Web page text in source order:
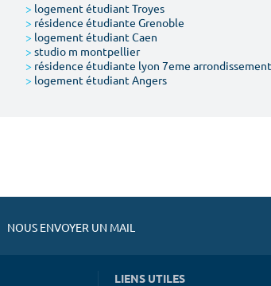
> logement étudiant Troyes
> résidence étudiante Grenoble
> logement étudiant Caen
> studio m montpellier
> résidence étudiante lyon 7eme arrondissement
> logement étudiant Angers
NOUS ENVOYER UN MAIL
LIENS UTILES